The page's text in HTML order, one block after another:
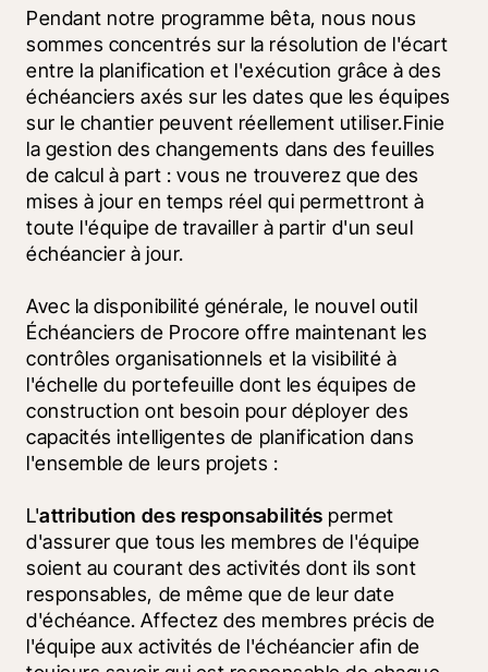
Pendant notre programme bêta, nous nous
sommes concentrés sur la résolution de l'écart
entre la planification et l'exécution grâce à des
échéanciers axés sur les dates que les équipes
sur le chantier peuvent réellement utiliser.Finie
la gestion des changements dans des feuilles
de calcul à part : vous ne trouverez que des
mises à jour en temps réel qui permettront à
toute l'équipe de travailler à partir d'un seul
échéancier à jour.
Avec la disponibilité générale, le nouvel outil
Échéanciers de Procore offre maintenant les
contrôles organisationnels et la visibilité à
l'échelle du portefeuille dont les équipes de
construction ont besoin pour déployer des
capacités intelligentes de planification dans
l'ensemble de leurs projets :
L'attribution des responsabilités permet
d'assurer que tous les membres de l'équipe
soient au courant des activités dont ils sont
responsables, de même que de leur date
d'échéance. Affectez des membres précis de
l'équipe aux activités de l'échéancier afin de